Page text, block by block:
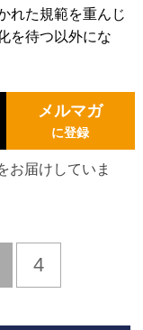
れた規範を重んじ
を待つ以外にな
メルマガ
に登録
お届けしていま
4